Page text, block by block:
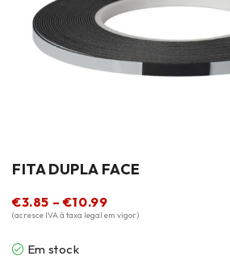
FITA DUPLA FACE
€3.85 – €10.99
(acresce IVA à taxa legal em vigor)
Em stock